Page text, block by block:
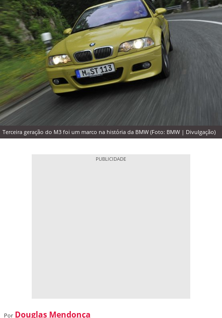
Terceira geração do M3 foi um marco na história da BMW (Foto: BMW | Divulgação)
Por Douglas Mendonça